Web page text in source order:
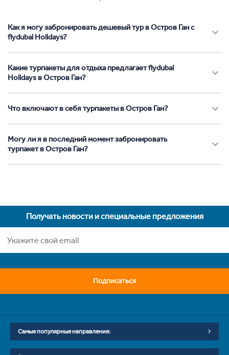
Как я могу забронировать дешевый тур в Остров Ган с
flydubai Holidays?
Какие турпакеты для отдыха предлагает flydubai
Holidays в Остров Ган?
Что включают в себя турпакеты в Остров Ган?
Могу ли я в последний момент забронировать
турпакет в Остров Ган?
Получать новости и специальные предложения
Подписаться
Самые популярные направления: